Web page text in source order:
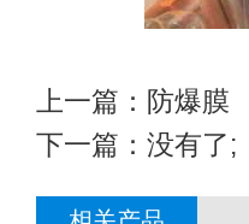
上一篇： 防爆膜
下一篇：没有了;